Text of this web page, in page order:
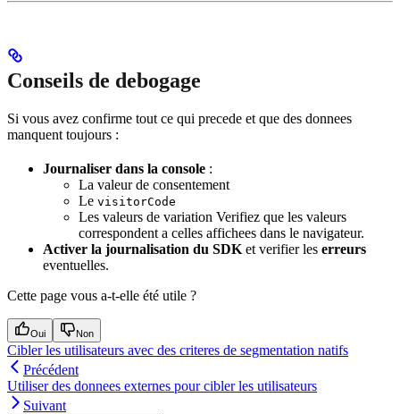
Conseils de debogage
Si vous avez confirme tout ce qui precede et que des donnees
manquent toujours :
Journaliser dans la console :
La valeur de consentement
Le visitorCode
Les valeurs de variation Verifiez que les valeurs
correspondent a celles affichees dans le navigateur.
Activer la journalisation du SDK et verifier les erreurs
eventuelles.
Cette page vous a-t-elle été utile ?
Oui Non
Cibler les utilisateurs avec des criteres de segmentation natifs
Précédent
Utiliser des donnees externes pour cibler les utilisateurs
Suivant